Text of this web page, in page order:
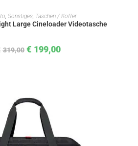
DEN WARENKORB
Sonstiges Taschen / Koffer
Large Cineloader Videotasche
319,00 € 199,00